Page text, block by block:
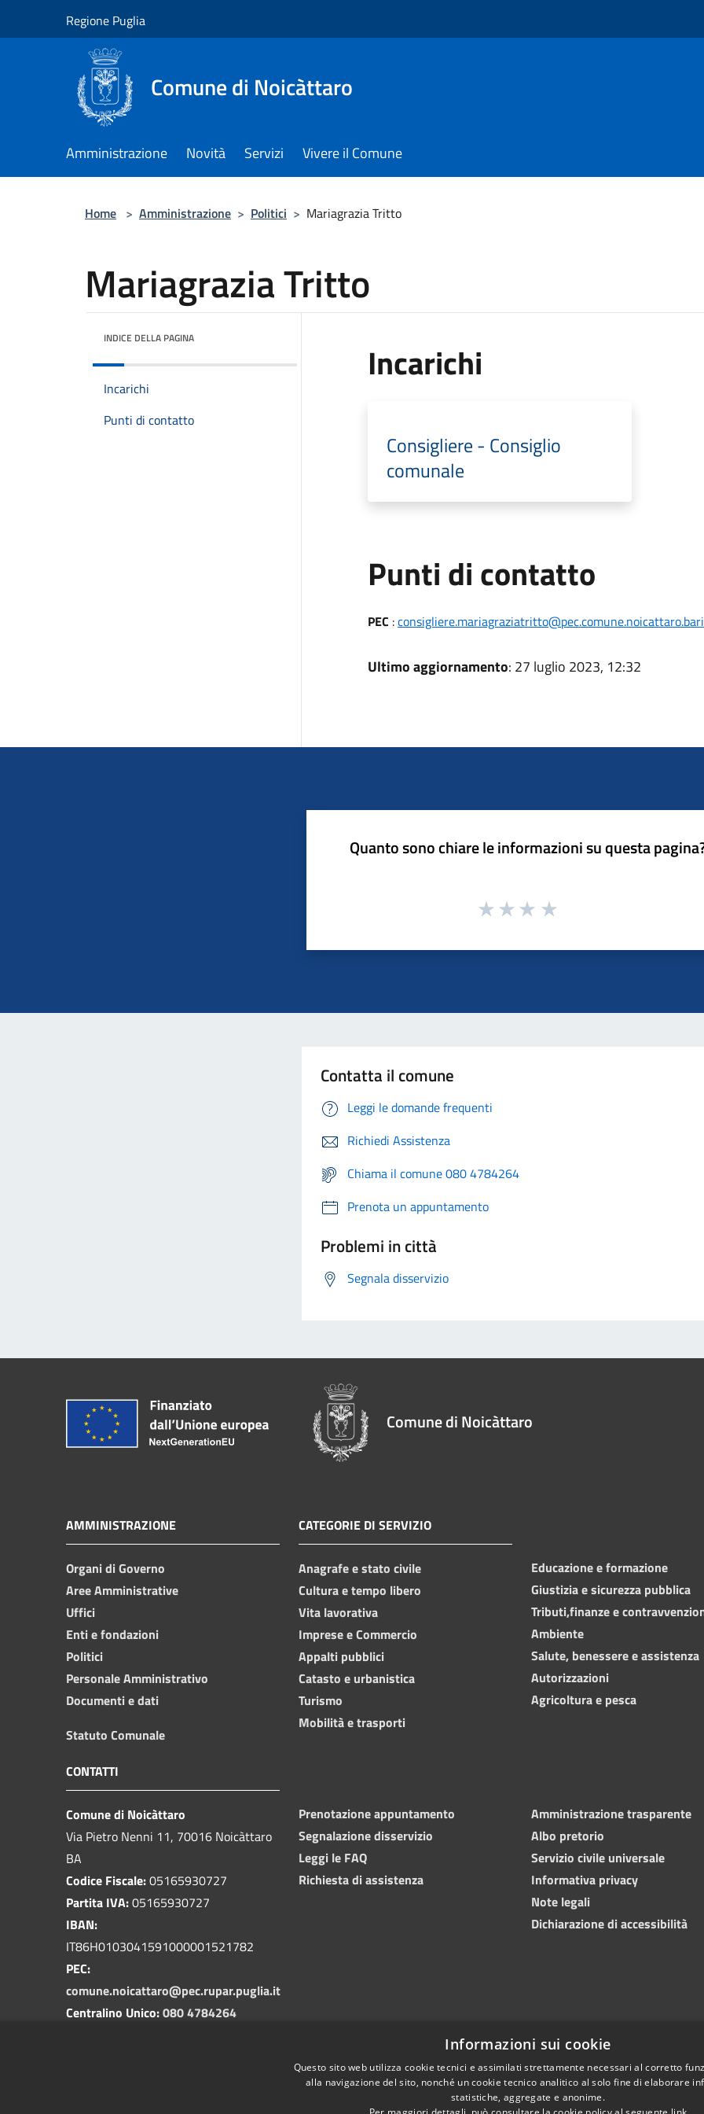
Regione Puglia
Comune di Noicàttaro
Amministrazione Novità Servizi Vivere il Comune
Home > Amministrazione > Politici > Mariagrazia Tritto
Mariagrazia Tritto
INDICE DELLA PAGINA
Incarichi
Punti di contatto
Incarichi
Consigliere - Consiglio
comunale
Punti di contatto
PEC :
Ultimo aggiornamento: 27 luglio 2023, 12:32
Quanto sono chiare le informazioni su questa
Contatta il comune
Leggi le domande frequenti
Richiedi Assistenza
Chiama il comune 080 4784264
Prenota un appuntamento
Problemi in città
Segnala disservizio
Comune di Noicàttaro
AMMINISTRAZIONE
Organi di Governo
Aree Amministrative
Uffici
Enti e fondazioni
Politici
Personale Amministrativo
Documenti e dati
Statuto Comunale
CATEGORIE DI SERVIZIO
Anagrafe e stato civile
Cultura e tempo libero
Vita lavorativa
Imprese e Commercio
Appalti pubblici
Catasto e urbanistica
Turismo
Mobilità e trasporti
Educazione e formazione
Giustizia e sicurezza pubblica
Tributi,finanze e
Ambiente
Salute, benessere e assistenza
Autorizzazioni
Agricoltura e pesca
CONTATTI
Comune di Noicàttaro
Via Pietro Nenni 11, 70016 Noicàttaro
BA
Codice Fiscale:05165930727
Partita IVA:05165930727
IBAN:
IT86H0103041591000001521782
PEC:
comune.noicattaro@pec.rupar.puglia.it
Centralino Unico:080 4784264
Prenotazione appuntamento
Segnalazione disservizio
Leggi le FAQ
Richiesta di assistenza
Amministrazione trasparente
Albo pretorio
Servizio civile universale
Informativa privacy
Note legali
Dichiarazione di accessibilità
Mappa del sito Difensore civico Copyright ©
Informazioni sui cookie
Questo sito web utilizza cookie tecnici e assimilati strettamente necessari al corretto
alla navigazione del sito, nonché un cookie tecnico analitico al solo fine di elaborare
statistiche, aggregate e anonime.